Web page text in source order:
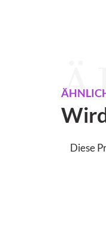
Diese